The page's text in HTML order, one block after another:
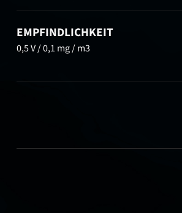
EMPFINDLICHKEIT
0,5 V / 0,1 mg / m3